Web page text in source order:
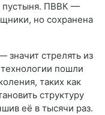
пустыня. ПВВК —
но сохранена
значит стрелять из
пошли
таких как
структуру
её в тысячи раз.